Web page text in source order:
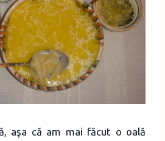
aşa că am mai făcut o oală